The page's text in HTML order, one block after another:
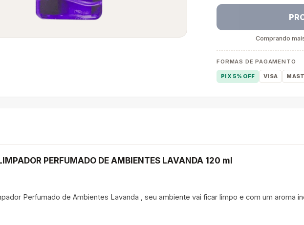
Comprando
FORMAS DE PAGAMENTO
PIX 5% OFF VISA
PERFUMADO DE AMBIENTES LAVANDA 120 ml
Perfumado de Ambientes Lavanda , seu ambiente vai ficar limpo e com um aroma